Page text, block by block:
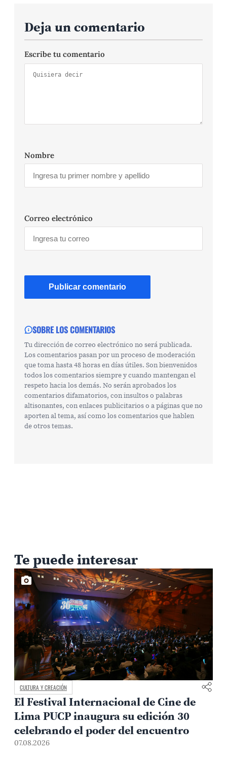
Deja un comentario
Escribe tu comentario
Nombre
Correo electrónico
SOBRE LOS COMENTARIOS
Tu dirección de correo electrónico no será publicada.
Los comentarios pasan por un proceso de moderación
que toma hasta 48 horas en días útiles. Son bienvenidos
todos los comentarios siempre y cuando mantengan el
respeto hacia los demás. No serán aprobados los
comentarios difamatorios, con insultos o palabras
altisonantes, con enlaces publicitarios o a páginas que no
aporten al tema, así como los comentarios que hablen
de otros temas.
Te puede interesar
CULTURA Y CREACIÓN
El Festival Internacional de Cine de
Lima PUCP inaugura su edición 30
celebrando el poder del encuentro
07.08.2026